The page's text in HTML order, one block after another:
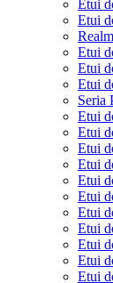
Etui
Etui
Etui
Etui
Etui
Seria
Etui
Etui
Etui
Etui
Etui
Etui
Etui
Etui
Etui
Etui
Etui